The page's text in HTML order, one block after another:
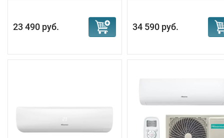
23 490 руб. 34 590 руб.